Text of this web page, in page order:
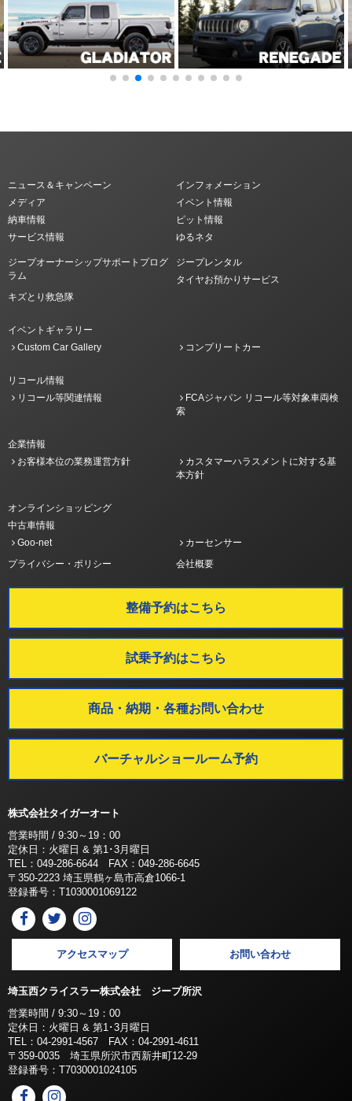
ニュース＆キャンペーン
インフォメーション
メディア
イベント情報
納車情報
ピット情報
サービス情報
ゆるネタ
ジープオーナーシップサポートプログ
ラム
ジープレンタル
タイヤお預かりサービス
キズとり救急隊
イベントギャラリー
Custom Car Gallery
コンプリートカー
リコール情報
リコール等関連情報
FCAジャパン リコール等対象車両検
索
企業情報
お客様本位の業務運営方針
カスタマーハラスメントに対する基
本方針
オンラインショッピング
中古車情報
Goo-net
カーセンサー
プライバシー・ポリシー
会社概要
整備予約はこちら
試乗予約はこちら
商品・納期・各種お問い合わせ
バーチャルショールーム予約
株式会社タイガーオート
営業時間 / 9:30～19：00
定休日：火曜日 & 第1･3月曜日
TEL：049-286-6644 FAX：049-286-6645
〒350-2223 埼玉県鶴ヶ島市高倉1066-1
登録番号：T1030001069122
アクセスマップ お問い合わせ
埼玉西クライスラー株式会社 ジープ所沢
営業時間 / 9:30～19：00
定休日：火曜日 & 第1･3月曜日
TEL：04-2991-4567 FAX：04-2991-4611
〒359-0035 埼玉県所沢市西新井町12-29
登録番号：T7030001024105